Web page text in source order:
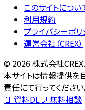
このサイトについ
利用規約
プライバシーポリ
運営会社（CREX）
© 2026株式会社
本サイトは情報提供を
責任にて行ってください
📄 資料DL💬 無料相談